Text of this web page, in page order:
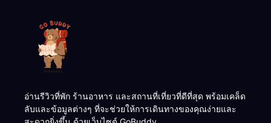
อ่านรีวิวที่พัก ร้านอาหาร และสถานที่เที่ยวที่ดีที่สุด พร้อมเคล็ด
ลับและข้อมูลต่างๆ ที่จะช่วยให้การเดินทางของคุณง่ายและ